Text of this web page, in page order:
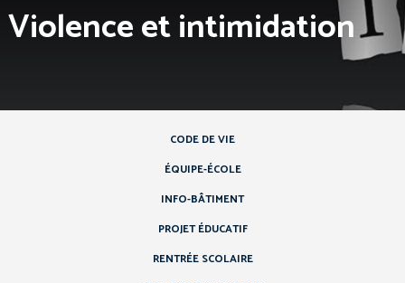
Violence et intimidation
CODE DE VIE
ÉQUIPE-ÉCOLE
INFO-BÂTIMENT
PROJET ÉDUCATIF
RENTRÉE SCOLAIRE